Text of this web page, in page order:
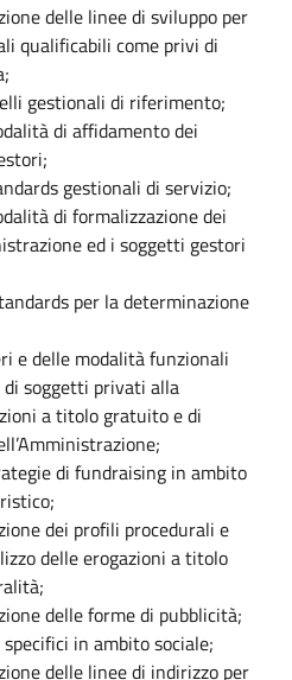
delle linee di sviluppo per
qualificabili come privi di
gestionali di riferimento;
di affidamento dei
gestionali di servizio;
di formalizzazione dei
ed i soggetti gestori
per la determinazione
e delle modalità funzionali
soggetti privati alla
a titolo gratuito e di
di fundraising in ambito
dei profili procedurali e
delle erogazioni a titolo
delle forme di pubblicità;
in ambito sociale;
delle linee di indirizzo per